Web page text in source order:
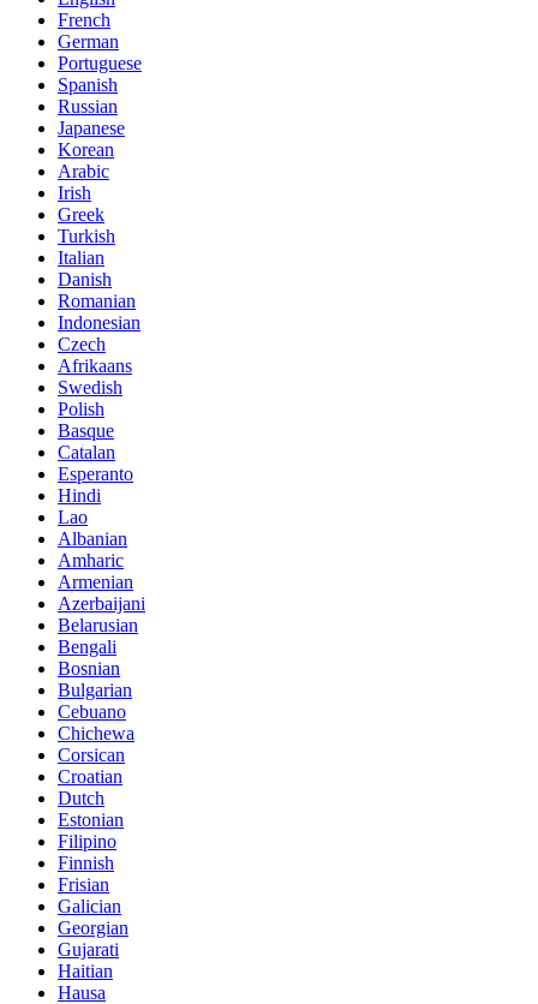
French
German
Portuguese
Spanish
Russian
Japanese
Korean
Arabic
Irish
Greek
Turkish
Italian
Danish
Romanian
Indonesian
Czech
Afrikaans
Swedish
Polish
Basque
Catalan
Esperanto
Hindi
Lao
Albanian
Amharic
Armenian
Azerbaijani
Belarusian
Bengali
Bosnian
Bulgarian
Cebuano
Chichewa
Corsican
Croatian
Dutch
Estonian
Filipino
Finnish
Frisian
Galician
Georgian
Gujarati
Haitian
Hausa